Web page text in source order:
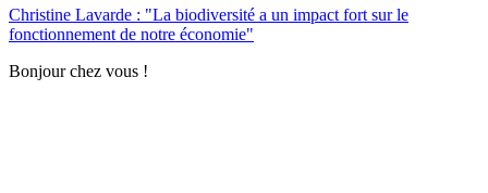
Christine Lavarde : "La biodiversité a un impact fort sur le
fonctionnement de notre économie"
Bonjour chez vous !